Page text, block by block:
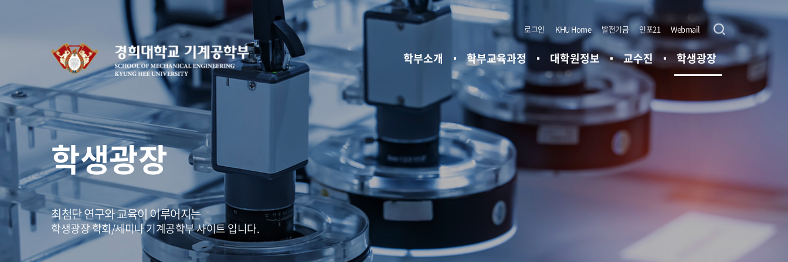
로그인 KHU Home 발전기금 인포21 Webmail
학부소개 학부교육과정 대학원정보 교수진 학생광장
학생광장
최첨단 연구와 교육이 이루어지는
학생광장 학회/세미나 기계공학부 사이트 입니다.